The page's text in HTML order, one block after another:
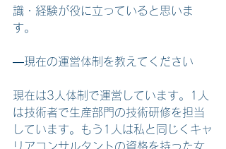
識・経験が役に立っていると思いま
す。
―現在の運営体制を教えてください
現在は3人体制で運営しています。1人
は技術者で生産部門の技術研修を担当
しています。もう1人は私と同じくキャ
リアコンサルタントの資格を持った女